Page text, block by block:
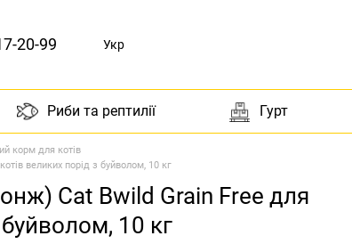
20-99 Укр
Риби та рептилії Гурт
корм для котів
великих порід з буйволом, 10 кг
Cat Bwild Grain Free для
10 кг